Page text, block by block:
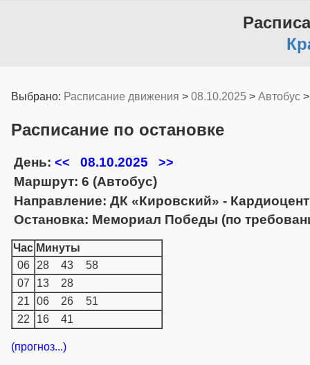
Выбрано: Расписание движения > 08.10.2025 > Автобус
Расписание по остановке
День: << 08.10.2025 >>
Маршрут: 6 (Автобус)
Направление: ДК «Кировский» -
Остановка: Мемориал Победы (по
Час Минуты
06
28 43
58
07
13
28
21
06 26
51
22
16 41
(прогноз...)